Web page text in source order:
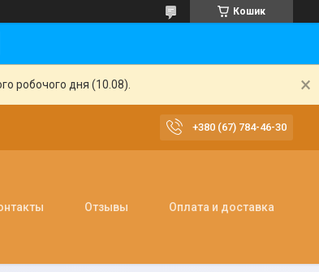
Кошик
робочого дня (10.08).
+380 (67) 784-46-30
Отзывы Оплата и доставка